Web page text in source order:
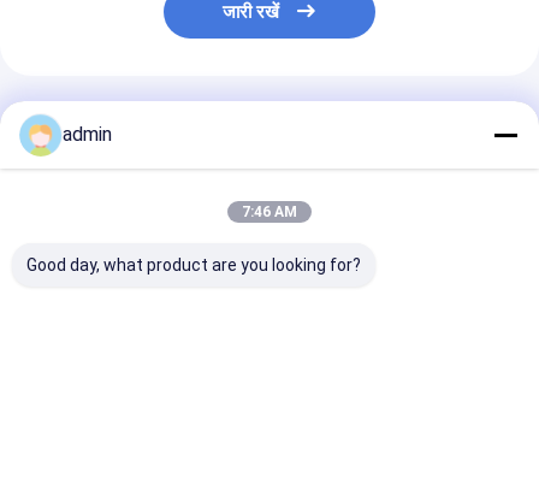
जारी रखें
अनुशंसित उत्पाद
admin
7:46 AM
Good day, what product are you looking for?